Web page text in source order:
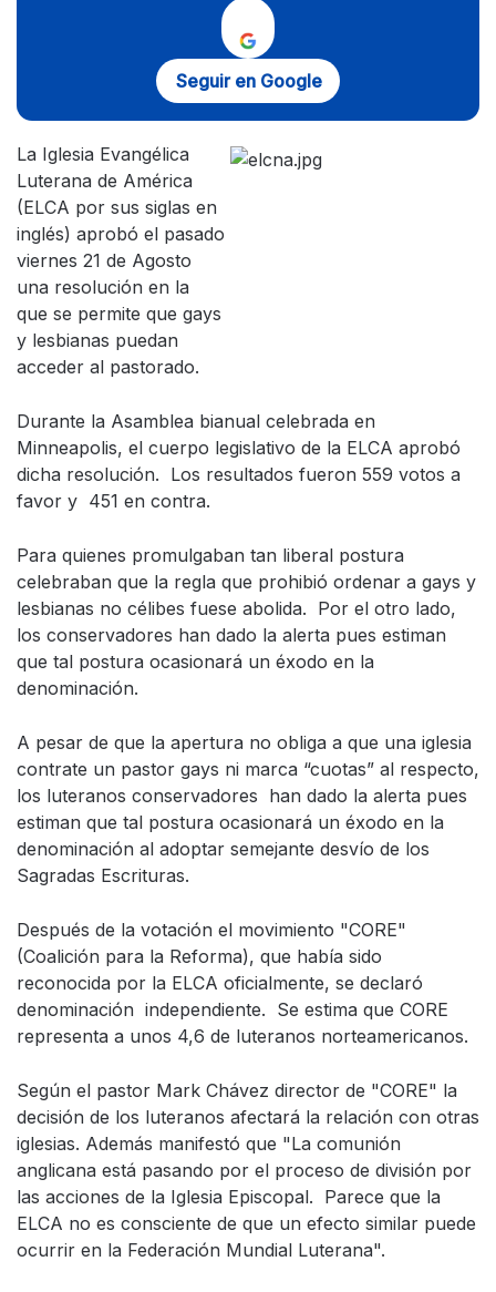
Seguir en Google
La Iglesia Evangélica
Luterana de América
(ELCA por sus siglas en
inglés) aprobó el pasado
viernes 21 de Agosto
una resolución en la
que se permite que gays
y lesbianas puedan
acceder al pastorado.
Durante la Asamblea bianual celebrada en
Minneapolis, el cuerpo legislativo de la ELCA aprobó
dicha resolución. Los resultados fueron 559 votos a
favor y 451 en contra.
Para quienes promulgaban tan liberal postura
celebraban que la regla que prohibió ordenar a gays y
lesbianas no célibes fuese abolida. Por el otro lado,
los conservadores han dado la alerta pues estiman
que tal postura ocasionará un éxodo en la
denominación.
A pesar de que la apertura no obliga a que una iglesia
contrate un pastor gays ni marca “cuotas” al respecto,
los luteranos conservadores han dado la alerta pues
estiman que tal postura ocasionará un éxodo en la
denominación al adoptar semejante desvío de los
Sagradas Escrituras.
Después de la votación el movimiento "CORE"
(Coalición para la Reforma), que había sido
reconocida por la ELCA oficialmente, se declaró
denominación independiente. Se estima que CORE
representa a unos 4,6 de luteranos norteamericanos.
Según el pastor Mark Chávez director de "CORE" la
decisión de los luteranos afectará la relación con otras
iglesias. Además manifestó que "La comunión
anglicana está pasando por el proceso de división por
las acciones de la Iglesia Episcopal. Parece que la
ELCA no es consciente de que un efecto similar puede
ocurrir en la Federación Mundial Luterana".